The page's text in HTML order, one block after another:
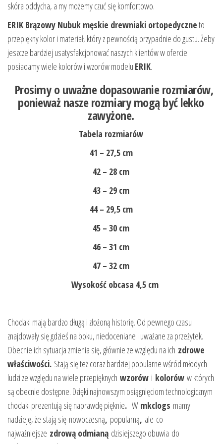
skóra oddycha, a my możemy czuć się komfortowo.
ERIK Brązowy Nubuk męskie drewniaki ortopedyczneto
przepiękny kolor i materiał, który z pewnością przypadnie do gustu. Żeby
jeszcze bardziej usatysfakcjonować naszych klientów w ofercie
posiadamy wiele kolorów i wzorów modelu ERIK.
Prosimy o uważne dopasowanie rozmiarów,
ponieważ nasze rozmiary mogą być lekko
zawyżone.
Tabela rozmiarów
41 – 27,5 cm
42 – 28 cm
43 – 29 cm
44 – 29,5 cm
45 – 30 cm
46 – 31 cm
47 – 32 cm
Wysokość obcasa 4,5 cm
Chodaki mają bardzo długą i złożoną historię. Od pewnego czasu
znajdowały się gdzieś na boku, niedoceniane i uważane za przeżytek.
Obecnie ich sytuacja zmienia się, głównie ze względu na ich zdrowe
właściwości. Stają się też coraz bardziej popularne wśród młodych
ludzi ze względu na wiele przepięknych wzorów i kolorów w których
są obecnie dostępne. Dzięki najnowszym osiągnięciom technologicznym
chodaki prezentują się naprawdę pięknie. W mkclogs mamy
nadzieję, że stają się nowoczesną, popularną, ale co
najważniejsze zdrową odmianą dzisiejszego obuwia do